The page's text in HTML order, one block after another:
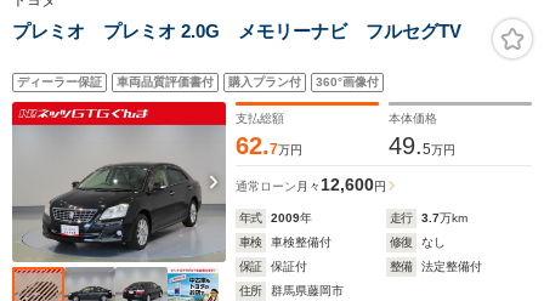
プレミオ プレミオ 2.0G メモリーナビ フルセグTV
ディーラー保証 車両品質評価書付 購入プラン付 360°画像付
支払総額
62.7万円
本体価格
49.5万円
通常ローン 月々12,600円
年式 2009年 走行 3.7万km
車検
車検整備付 修復
なし
保証
保証付 整備
法定整備付
住所
群馬県藤岡市